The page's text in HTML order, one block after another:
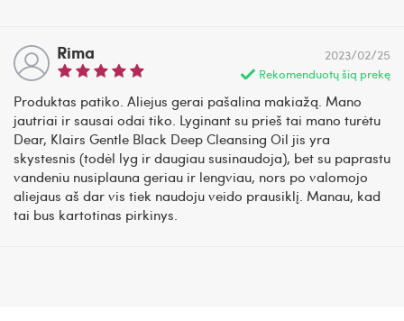
Rima
Rekomenduotų šią prekę
2023/02/25
Produktas patiko. Aliejus gerai pašalina makiažą. Mano
jautriai ir sausai odai tiko. Lyginant su prieš tai mano turėtu
Dear, Klairs Gentle Black Deep Cleansing Oil jis yra
skystesnis (todėl lyg ir daugiau susinaudoja), bet su paprastu
vandeniu nusiplauna geriau ir lengviau, nors po valomojo
aliejaus aš dar vis tiek naudoju veido prausiklį. Manau, kad
tai bus kartotinas pirkinys.